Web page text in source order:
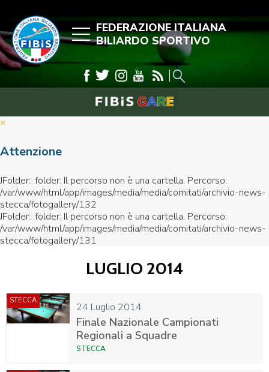
FEDERAZIONE ITALIANA
BILIARDO SPORTIVO
×
Attenzione
JFolder: :folder: Il percorso non è una cartella. Percorso:
/var/www/html/app/images/media/media/comitati/archivio-news-
stecca/fotogallery/132
JFolder: :folder: Il percorso non è una cartella. Percorso:
/var/www/html/app/images/media/media/comitati/archivio-news-
stecca/fotogallery/131
LUGLIO 2014
24 Luglio 2014
STECCA
Finale Nazionale Campionati
Regionali a Squadre
STECCA